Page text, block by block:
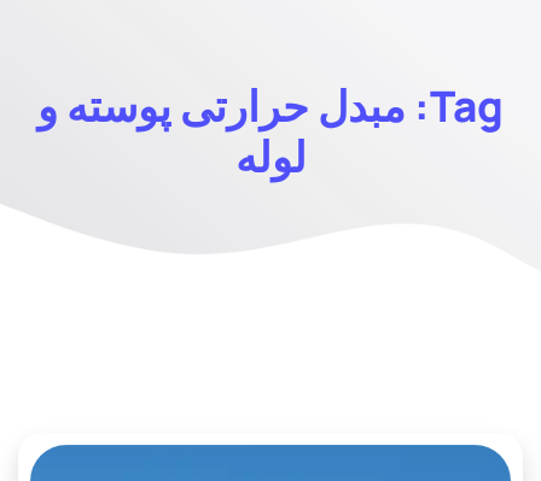
Tag: مبدل حرارتی پوسته و
لوله